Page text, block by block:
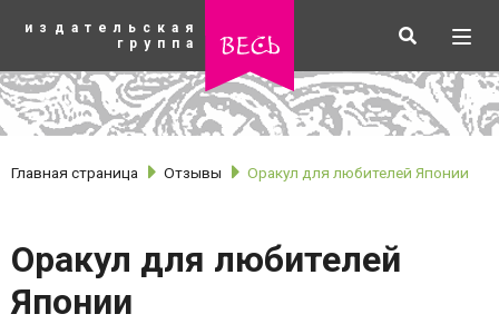
основному
издательская
группа
весь Искать
Главная страница Отзывы Оракул для любителей Японии
Оракул для любителей
Японии